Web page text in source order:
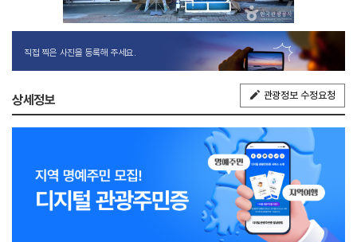
직접 찍은 사진을 등록해 주세요.
상세정보 관광정보 수정요청